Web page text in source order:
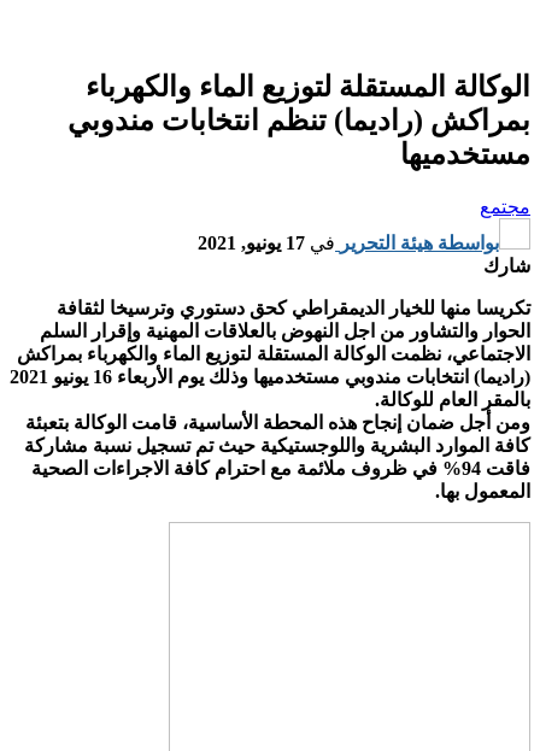
الوكالة المستقلة لتوزيع الماء والكهرباء
بمراكش (راديما) تنظم انتخابات مندوبي
مستخدميها
مجتمع
بواسطة هيئة التحرير في 17 يونيو, 2021
شارك
تكريسا منها للخيار الديمقراطي كحق دستوري وترسيخا لثقافة
الحوار والتشاور من اجل النهوض بالعلاقات المهنية وإقرار السلم
الاجتماعي، نظمت الوكالة المستقلة لتوزيع الماء والكهرباء بمراكش
(راديما) انتخابات مندوبي مستخدميها وذلك يوم الأربعاء 16 يونيو 2021
بالمقر العام للوكالة.
ومن أجل ضمان إنجاح هذه المحطة الأساسية، قامت الوكالة بتعبئة
كافة الموارد البشرية واللوجستيكية حيث تم تسجيل نسبة مشاركة
فاقت 94% في ظروف ملائمة مع احترام كافة الاجراءات الصحية
المعمول بها.